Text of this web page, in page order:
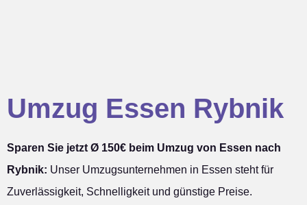
Umzug Essen Rybnik
Sparen Sie jetzt Ø 150€ beim Umzug von Essen nach
Rybnik: Unser Umzugsunternehmen in Essen steht für
Zuverlässigkeit, Schnelligkeit und günstige Preise.